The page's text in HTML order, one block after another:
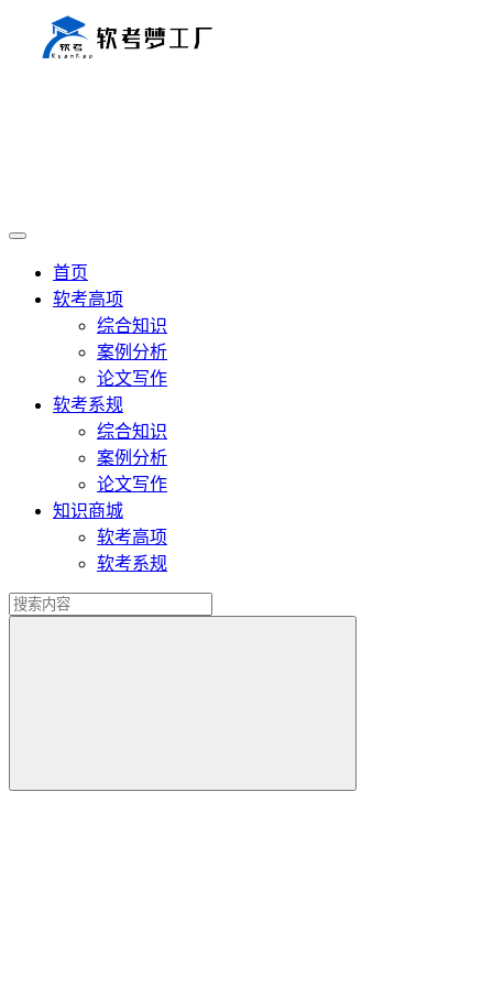
首页
软考高项
综合知识
案例分析
论文写作
软考系规
综合知识
案例分析
论文写作
知识商城
软考高项
软考系规